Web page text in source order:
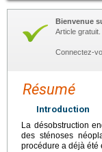
Bienvenue
Article gratuit.
Connectez-
Résumé
Introduction
La désobstruction
des sténoses
procédure a déjà été